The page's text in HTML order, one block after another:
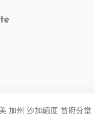
加州 沙加緬度 首府分堂